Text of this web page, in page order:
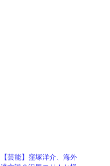
【芸能】窪塚洋介、海外